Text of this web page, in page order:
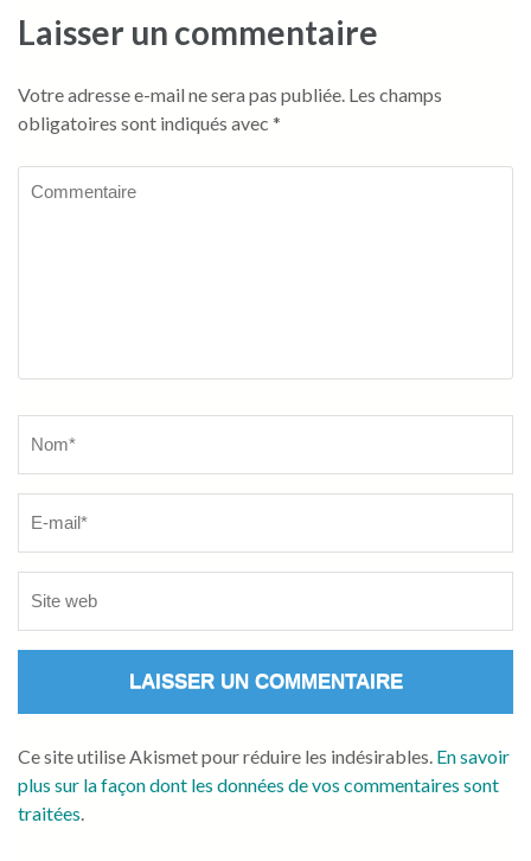
Laisser un commentaire
Votre adresse e-mail ne sera pas publiée. Les champs
obligatoires sont indiqués avec *
Ce site utilise Akismet pour réduire les indésirables. En savoir
plus sur la façon dont les données de vos commentaires sont
traitées.